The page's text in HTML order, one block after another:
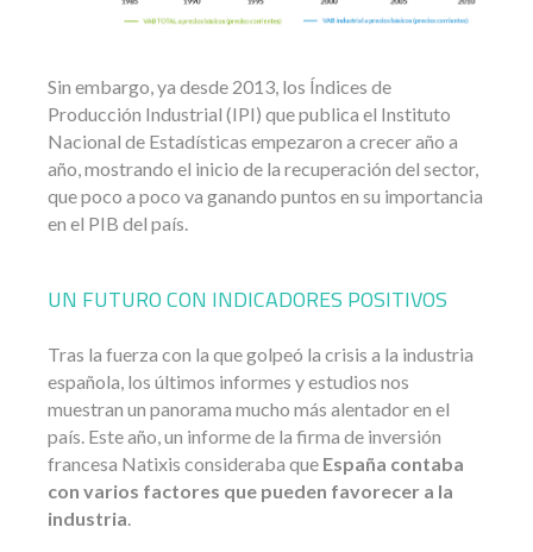
Sin embargo, ya desde 2013, los Índices de
Producción Industrial (IPI) que publica el Instituto
Nacional de Estadísticas empezaron a crecer año a
año, mostrando el inicio de la recuperación del sector,
que poco a poco va ganando puntos en su importancia
en el PIB del país.
UN FUTURO CON INDICADORES POSITIVOS
Tras la fuerza con la que golpeó la crisis a la industria
española, los últimos informes y estudios nos
muestran un panorama mucho más alentador en el
país. Este año, un informe de la firma de inversión
francesa Natixis consideraba que España contaba
con varios factores que pueden favorecer a la
industria.